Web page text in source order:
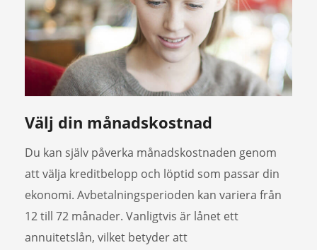
Välj din månadskostnad
Du kan själv påverka månadskostnaden genom
att välja kreditbelopp och löptid som passar din
ekonomi. Avbetalningsperioden kan variera från
12 till 72 månader. Vanligtvis är lånet ett
annuitetslån, vilket betyder att